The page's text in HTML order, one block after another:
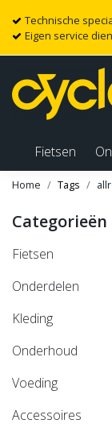
Technische
Eigen service
Fietsen
Home Tags
Categorieën
Fietsen
Onderdelen
Kleding
Onderhoud
Voeding
Accessoires